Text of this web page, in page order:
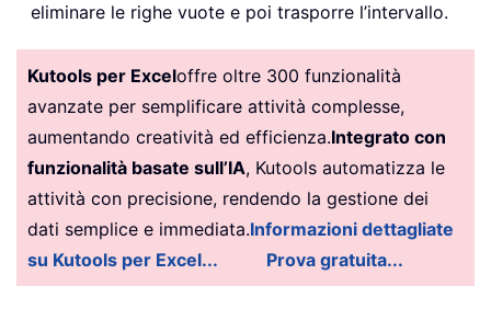
eliminare le righe vuote e poi trasporre l’intervallo.
Kutools per Exceloffre oltre 300 funzionalità
avanzate per semplificare attività complesse,
aumentando creatività ed efficienza.Integrato con
funzionalità basate sull’IA, Kutools automatizza le
attività con precisione, rendendo la gestione dei
dati semplice e immediata.Informazioni dettagliate
su Kutools per Excel...
Prova gratuita...